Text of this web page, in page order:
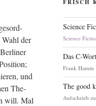
der
und
The­
will. Mal
FRISCH
Science
Science
Das C-
Frank Hamm
The good
Aufschrieb